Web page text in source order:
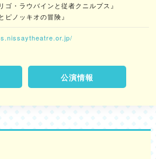
ゴ・ラウバインと従者クニルプス』
ピノッキオの冒険』
公演情報